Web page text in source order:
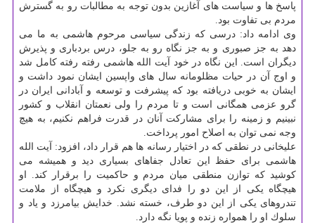
پاسخ ها و سیاست های آغازین بدون توجه به مطالبات رو به گسترش
مردم بی تفاوت بود.
وی ادامه داد: درسی كه زندگی سیاسی مرحوم هاشمی به ما می
دهد به جز صبوری و به جز نگاه رو به جلو، درس بردباری و پذیرش
دیگران است. این نگاه در خود آیت الله هاشمی رفته رفته كامل شد
و اوج آن در حیات مظلومانه سال های واپسین ایشان نمود داشت و
ایشان به خوبی دریافته بود كه پیشرفت و توسعه و آبادانی ایران در
گرو عزمی همگانی است و تا مردم را ولی نعمتان انقلاب و كشور
نبینیم و زمینه را برای مشاركت آنان در قدرت فراهم نكنیم، به هیچ
وجه نمی توان به اصلاح امور پرداخت.
علیخانی در نطقی كه در اختیار رسانه ها هم قرار داد، افزود: آیت الله
هاشمی برای حفظ این تعادل جفاهای بسیاری دید و همیشه می
كوشید كه توازن منطقی میان مردم و حاكمیت را برقرار كند. او
هیچگاه یكی از این دو را فدای دیگری نكرد و هیچگاه از ملامت
تندروهای یكی از این دو طرف، خسته نشد. خدایش بیامرزد و یاد و
سلوك او را همواره زنده و پویا نگه دارد.